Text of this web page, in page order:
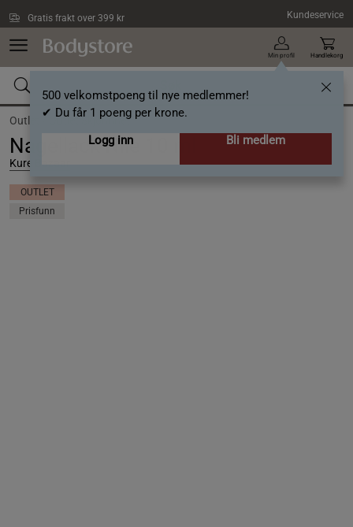
Gratis frakt over 399 kr Kundeservice
Min profil
500 velkomstpoeng til nye medlemmer!
✔ Du får 1 poeng per krone.
Logg inn
Bli medlem
Handlekorg
Outlet / Outlet Skjønnhet
Nagellack Nile 10 ml
Kure Bazaar
OUTLET
Prisfunn